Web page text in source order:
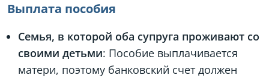
Выплата пособия
Семья, в которой оба супруга проживают со
своими детьми: Пособие выплачивается
матери, поэтому банковский счет должен